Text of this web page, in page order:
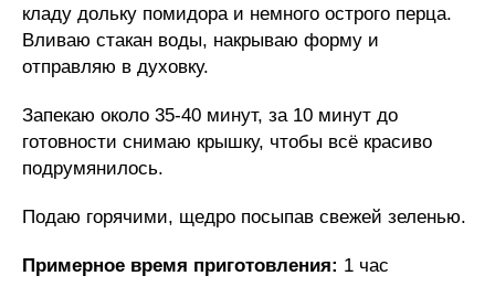
кладу дольку помидора и немного острого перца.
Вливаю стакан воды, накрываю форму и
отправляю в духовку.
Запекаю около 35-40 минут, за 10 минут до
готовности снимаю крышку, чтобы всё красиво
подрумянилось.
Подаю горячими, щедро посыпав свежей зеленью.
Примерное время приготовления: 1 час